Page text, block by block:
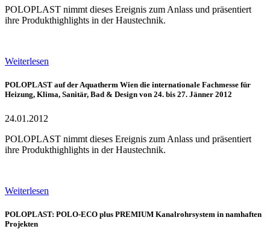
POLOPLAST nimmt dieses Ereignis zum Anlass und präsentiert
ihre Produkthighlights in der Haustechnik.
Weiterlesen
POLOPLAST auf der Aquatherm Wien die internationale Fachmesse für
Heizung, Klima, Sanitär, Bad & Design von 24. bis 27. Jänner 2012
24.01.2012
POLOPLAST nimmt dieses Ereignis zum Anlass und präsentiert
ihre Produkthighlights in der Haustechnik.
Weiterlesen
POLOPLAST: POLO-ECO plus PREMIUM Kanalrohrsystem in namhaften
Projekten